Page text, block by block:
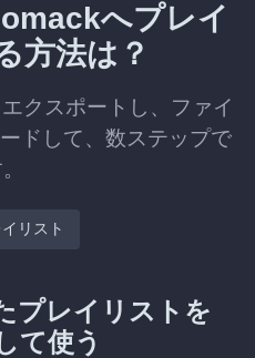
へプレイ
方法は？
クスポートし、ファイ
ドして、数ステップで
リスト
プレイリストを
て使う